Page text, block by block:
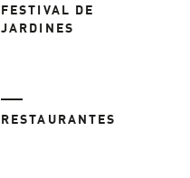
FESTIVAL DE
JARDINES
RESTAURANTES